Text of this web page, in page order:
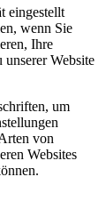
eingestellt
wenn Sie
Ihre
Website
um
von
Websites